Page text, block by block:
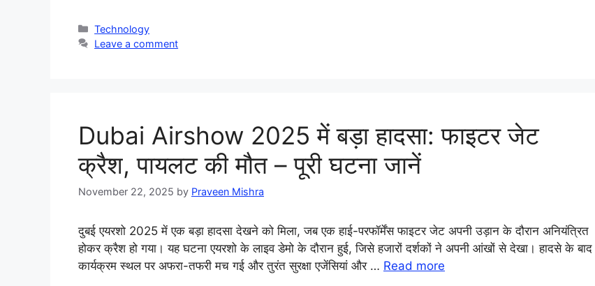
Categories
Technology
Leave a comment
Dubai Airshow 2025 में बड़ा हादसा: फाइटर जेट
क्रैश, पायलट की मौत – पूरी घटना जानें
November 22, 2025 by Praveen Mishra
दुबई एयरशो 2025 में एक बड़ा हादसा देखने को मिला, जब एक हाई-परफॉर्मेंस फाइटर जेट अपनी उड़ान के दौरान अनियंत्रित
होकर क्रैश हो गया। यह घटना एयरशो के लाइव डेमो के दौरान हुई, जिसे हजारों दर्शकों ने अपनी आंखों से देखा। हादसे के बाद
कार्यक्रम स्थल पर अफरा-तफरी मच गई और तुरंत सुरक्षा एजेंसियां और … Read more